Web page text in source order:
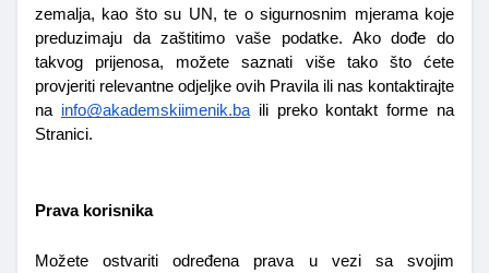
zemalja, kao što su UN, te o sigurnosnim mjerama koje
preduzimaju da zaštitimo vaše podatke. Ako dođe do
takvog prijenosa, možete saznati više tako što ćete
provjeriti relevantne odjeljke ovih Pravila ili nas kontaktirajte
na info@akademskiimenik.ba ili preko kontakt forme na
Stranici.
Prava korisnika
Možete ostvariti određena prava u vezi sa svojim